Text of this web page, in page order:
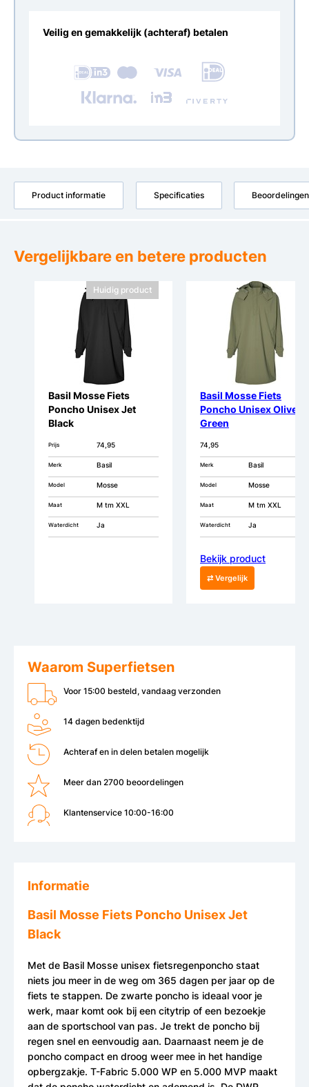
Veilig en gemakkelijk (achteraf) betalen
Product informatie Specificaties Beoordelingen
Vergelijkbare en betere producten
Huidig product
Basil Mosse Fiets
Poncho Unisex Jet
Black
Prijs 74,95
Merk Basil
Model Mosse
Maat M tm XXL
Waterdicht Ja
Basil Mosse Fiets
Poncho Unisex Olive
Green
74,95
Merk Basil
Model Mosse
Maat M tm XXL
Waterdicht Ja
Bekijk product
⇄ Vergelijk
Waarom Superfietsen
Voor 15:00 besteld, vandaag verzonden
14 dagen bedenktijd
Achteraf en in delen betalen mogelijk
Meer dan 2700 beoordelingen
Klantenservice 10:00-16:00
Informatie
Basil Mosse Fiets Poncho Unisex Jet
Black
Met de Basil Mosse unisex fietsregenponcho staat
niets jou meer in de weg om 365 dagen per jaar op de
fiets te stappen. De zwarte poncho is ideaal voor je
werk, maar komt ook bij een citytrip of een bezoekje
aan de sportschool van pas. Je trekt de poncho bij
regen snel en eenvoudig aan. Daarnaast neem je de
poncho compact en droog weer mee in het handige
opbergzakje. T-Fabric 5.000 WP en 5.000 MVP maakt